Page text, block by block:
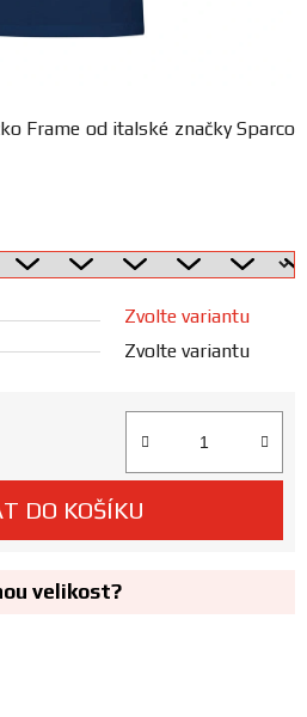
Frame od italské značky Sparco
Zvolte variantu
Zvolte variantu
DO KOŠÍKU
velikost?